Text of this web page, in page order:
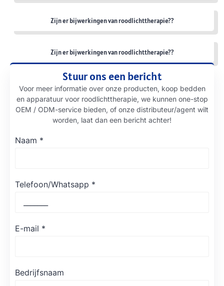
Zijn er bijwerkingen van roodlichttherapie??
Zijn er bijwerkingen van roodlichttherapie??
Stuur ons een bericht
Voor meer informatie over onze producten, koop bedden
en apparatuur voor roodlichttherapie, we kunnen one-stop
OEM / ODM-service bieden, of onze distributeur/agent wilt
worden, laat dan een bericht achter!
Naam *
Telefoon/Whatsapp *
E-mail *
Bedrijfsnaam